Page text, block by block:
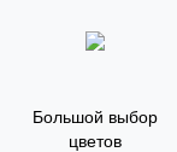
Большой выбор
цветов